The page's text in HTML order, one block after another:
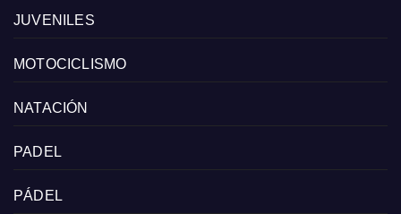
JUVENILES
MOTOCICLISMO
NATACIÓN
PADEL
PÁDEL